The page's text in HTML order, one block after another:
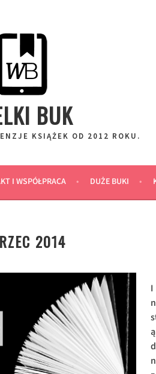
BUK
KSIĄŻEK OD 2012 ROKU.
I WSPÓŁPRACA DUŻE BUKI
2014
I
ą
d